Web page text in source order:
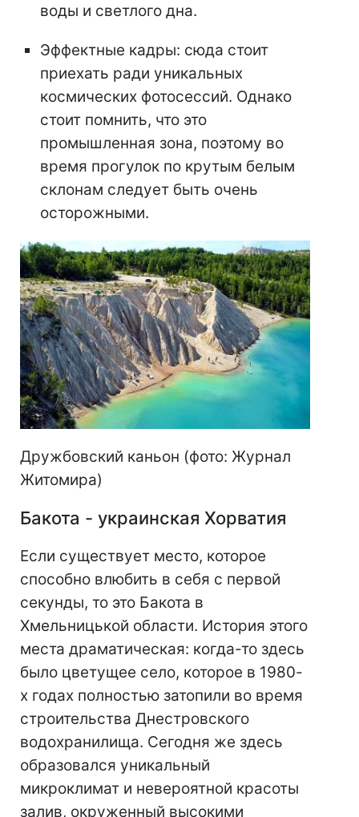
воды и светлого дна.
Эффектные кадры: сюда стоит
приехать ради уникальных
космических фотосессий. Однако
стоит помнить, что это
промышленная зона, поэтому во
время прогулок по крутым белым
склонам следует быть очень
осторожными.
Дружбовский каньон (фото: Журнал
Житомира)
Бакота - украинская Хорватия
Если существует место, которое
способно влюбить в себя с первой
секунды, то это Бакота в
Хмельницькой области. История этого
места драматическая: когда-то здесь
было цветущее село, которое в 1980-
х годах полностью затопили во время
строительства Днестровского
водохранилища. Сегодня же здесь
образовался уникальный
микроклимат и невероятной красоты
залив, окруженный высокими